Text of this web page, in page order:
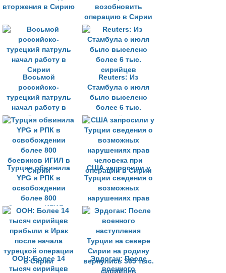
вторжения в Сирию
возобновить
операцию в Сирии
Восьмой
российско-
турецкий патруль
начал работу в
Сирии
Reuters: Из
Стамбула с июля
было выселено
более 6 тыс.
сирийцев
Турция обвинила
YPG и РПК в
освобождении
более 800
боевиков ИГИЛ в
Сирии
США запросили у
Турции сведения о
возможных
нарушениях прав
человека при
операции в Сирии
ООН: Более 14
тысяч сирийцев
Эрдоган: После
военного